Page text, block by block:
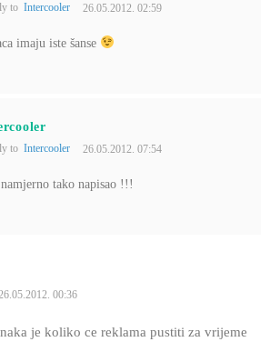
to Intercooler 26.05.2012. 02:59
imaju iste šanse
to Intercooler 26.05.2012. 07:54
tako napisao !!!
00:36
je koliko ce reklama pustiti za vrijeme